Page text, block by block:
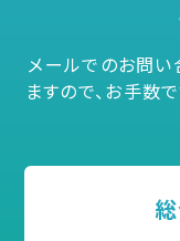
メールでのお問
ますので、お手数